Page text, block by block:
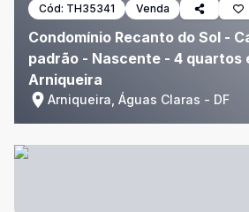
Cód: TH35341 Venda
Condomínio Recanto do Sol -
padrão - Nascente - 4 quartos
Arniqueira
Arniqueira, Águas Claras - DF